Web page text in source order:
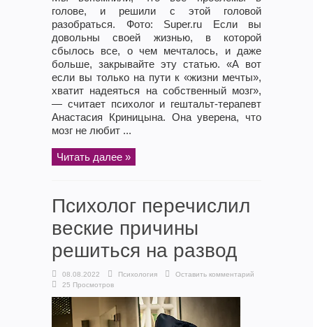
голове, и решили с этой головой
разобраться. Фото: Super.ru Если вы
довольны своей жизнью, в которой
сбылось все, о чем мечталось, и даже
больше, закрывайте эту статью. «А вот
если вы только на пути к «жизни мечты»,
хватит надеяться на собственный мозг»,
— считает психолог и гештальт-терапевт
Анастасия Криницына. Она уверена, что
мозг не любит ...
Читать далее »
Психолог перечислил
веские причины
решиться на развод
08.08.2022 Психология
Оставить комментарий
25 Просмотров